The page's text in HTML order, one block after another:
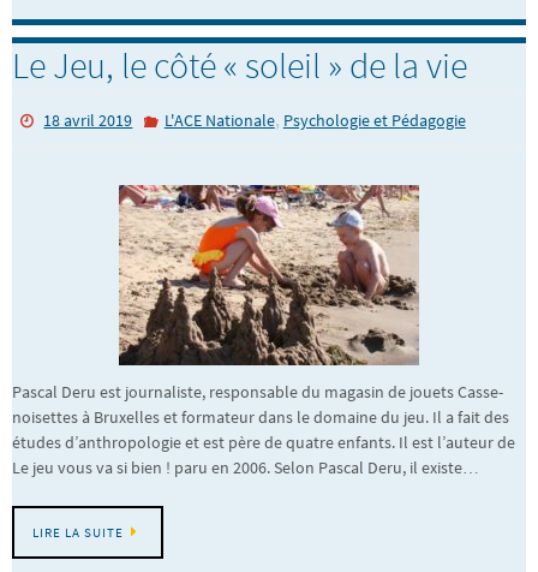
Le Jeu, le côté « soleil » de la vie
18 avril 2019 L'ACE Nationale, Psychologie et Pédagogie
Pascal Deru est journaliste, responsable du magasin de jouets Casse-
noisettes à Bruxelles et formateur dans le domaine du jeu. Il a fait des
études d’anthropologie et est père de quatre enfants. Il est l’auteur de
Le jeu vous va si bien ! paru en 2006. Selon Pascal Deru, il existe…
LIRE LA SUITE